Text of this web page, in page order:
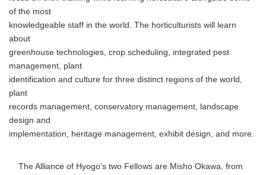
of the most
knowledgeable staff in the world. The horticulturists will learn
about
greenhouse technologies, crop scheduling, integrated pest
management, plant
identification and culture for three distinct regions of the world,
plant
records management, conservatory management, landscape
design and
implementation, heritage management, exhibit design, and more.
The Alliance of Hyogo's two Fellows are Misho Okawa, from